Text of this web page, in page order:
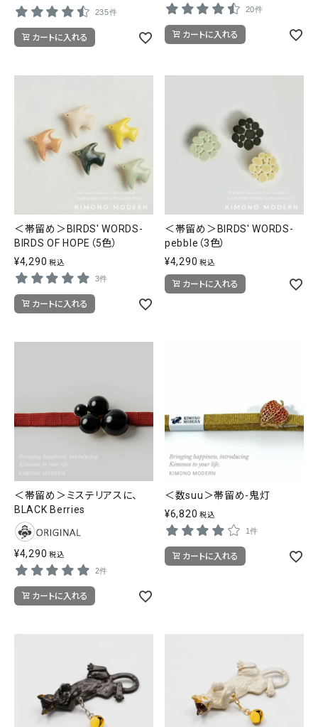
235件
カートに入れる
20件
カートに入れる
＜帯留め＞BIRDS' WORDS-
BIRDS OF HOPE（5色）
¥4,290 税込
3件
カートに入れる
＜帯留め＞BIRDS' WORDS-
pebble（3色）
¥4,290 税込
カートに入れる
＜帯留め＞ミステリアスに、
BLACK Berries
¥4,290 税込
2件
カートに入れる
＜数suu＞帯留め-鬼灯
¥6,820 税込
1件
カートに入れる